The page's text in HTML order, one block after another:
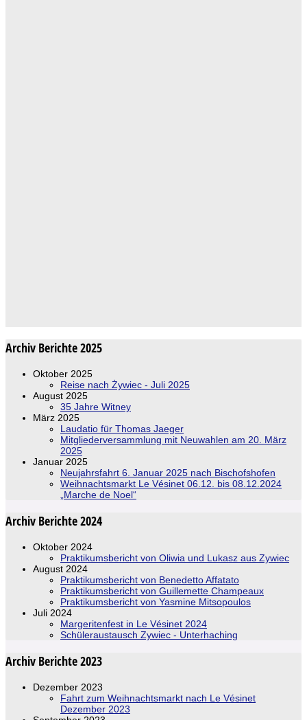
Archiv Berichte 2025
Oktober 2025
Reise nach Żywiec - Juli 2025
August 2025
35 Jahre Witney
März 2025
Laudatio für Thomas Jaeger
Mitgliederversammlung mit Neuwahlen am 20. März
2025
Januar 2025
Neujahrsfahrt 6. Januar 2025 nach Bischofshofen
Weihnachtsmarkt Le Vésinet 06.12. bis 08.12.2024
„Marche de Noel“
Archiv Berichte 2024
Oktober 2024
Praktikumsbericht von Oliwia und Lukasz aus Zywiec
August 2024
Praktikumsbericht von Benedetto Affatato
Praktikumsbericht von Guillemette Champeaux
Praktikumsbericht von Yasmine Mitsopoulos
Juli 2024
Margeritenfest in Le Vésinet 2024
Schüleraustausch Zywiec - Unterhaching
Archiv Berichte 2023
Dezember 2023
Fahrt zum Weihnachtsmarkt nach Le Vésinet
Dezember 2023